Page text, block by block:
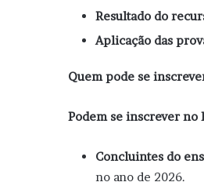
Resultado do
Aplicação das
Quem pode se
Podem se inscrever no
Concluintes do
no ano de 2026.